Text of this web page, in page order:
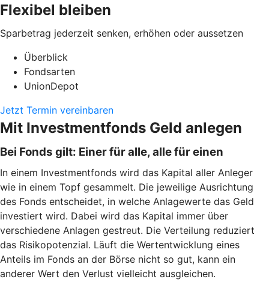
Flexibel bleiben
Sparbetrag jederzeit senken, erhöhen oder aussetzen
Überblick
Fondsarten
UnionDepot
Jetzt Termin vereinbaren
Mit Investmentfonds Geld anlegen
Bei Fonds gilt: Einer für alle, alle für einen
In einem Investmentfonds wird das Kapital aller Anleger
wie in einem Topf gesammelt. Die jeweilige Ausrichtung
des Fonds entscheidet, in welche Anlagewerte das Geld
investiert wird. Dabei wird das Kapital immer über
verschiedene Anlagen gestreut. Die Verteilung reduziert
das Risikopotenzial. Läuft die Wertentwicklung eines
Anteils im Fonds an der Börse nicht so gut, kann ein
anderer Wert den Verlust vielleicht ausgleichen.